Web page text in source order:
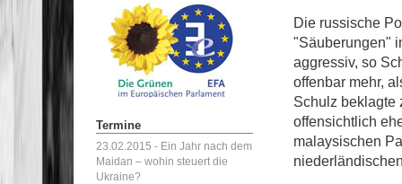
Die russische
"Säuberungen"
aggressiv, so
offenbar mehr,
Schulz beklagte
offensichtlich
malaysischen
Termine
23.02.2015 - Ein Jahr nach dem
Maidan – wohin steuert die
Ukraine?